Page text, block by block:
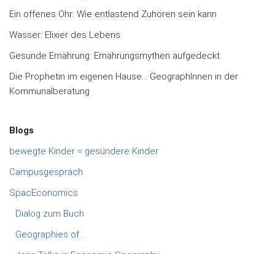
Ein offenes Ohr: Wie entlastend Zuhören sein kann
Wasser: Elixier des Lebens
Gesunde Ernährung: Ernährungsmythen aufgedeckt
Die Prophetin im eigenen Hause… GeographInnen in der
Kommunalberatung
Blogs
bewegte Kinder = gesündere Kinder
Campusgespräch
SpacEconomics
Dialog zum Buch
Geographies of…